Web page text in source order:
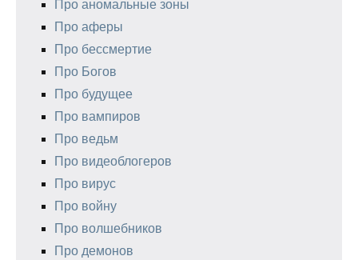
Про аномальные зоны
Про аферы
Про бессмертие
Про Богов
Про будущее
Про вампиров
Про ведьм
Про видеоблогеров
Про вирус
Про войну
Про волшебников
Про демонов